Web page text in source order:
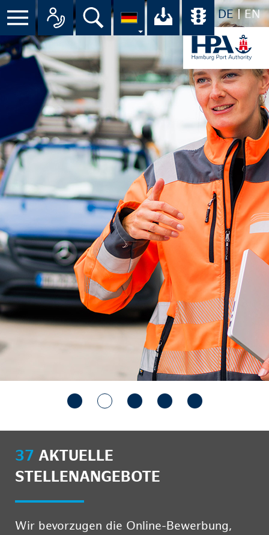
DE EN
Menü Alle Ansprechpartner im
Suche Ihr Download-
37 AKTUELLE
STELLENANGEBOTE
Wir bevorzugen die Online-Bewerbung,